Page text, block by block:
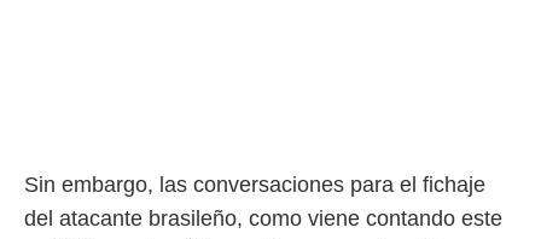
seanSin embargo, las conversaciones para el fichaje
del atacante brasileño, como viene contando este